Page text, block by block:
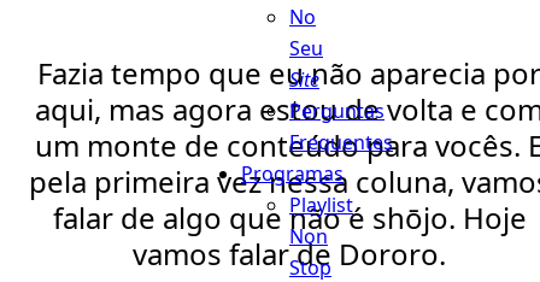
No
Seu
Site
Perguntas
Frequentes
Programas
Playlist
Non
Stop
Fazia tempo que eu não aparecia por
aqui, mas agora estou de volta e
um monte de conteúdo para vocês.
pela primeira vez nessa coluna,
falar de algo que não é shōjo. Hoje
vamos falar de Dororo.